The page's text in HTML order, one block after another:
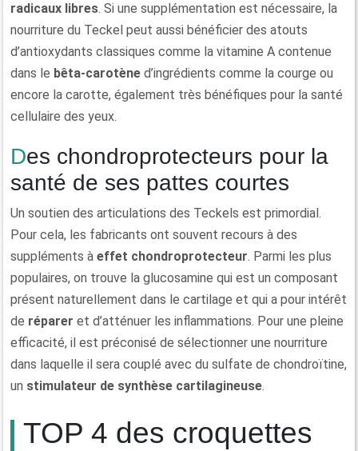
radicaux libres. Si une supplémentation est nécessaire, la
nourriture du Teckel peut aussi bénéficier des atouts
d’antioxydants classiques comme la vitamine A contenue
dans le bêta-carotène d’ingrédients comme la courge ou
encore la carotte, également très bénéfiques pour la santé
cellulaire des yeux.
Des chondroprotecteurs pour la
santé de ses pattes courtes
Un soutien des articulations des Teckels est primordial.
Pour cela, les fabricants ont souvent recours à des
suppléments à effet chondroprotecteur. Parmi les plus
populaires, on trouve la glucosamine qui est un composant
présent naturellement dans le cartilage et qui a pour intérêt
de réparer et d’atténuer les inflammations. Pour une pleine
efficacité, il est préconisé de sélectionner une nourriture
dans laquelle il sera couplé avec du sulfate de chondroïtine,
un stimulateur de synthèse cartilagineuse.
TOP 4 des croquettes